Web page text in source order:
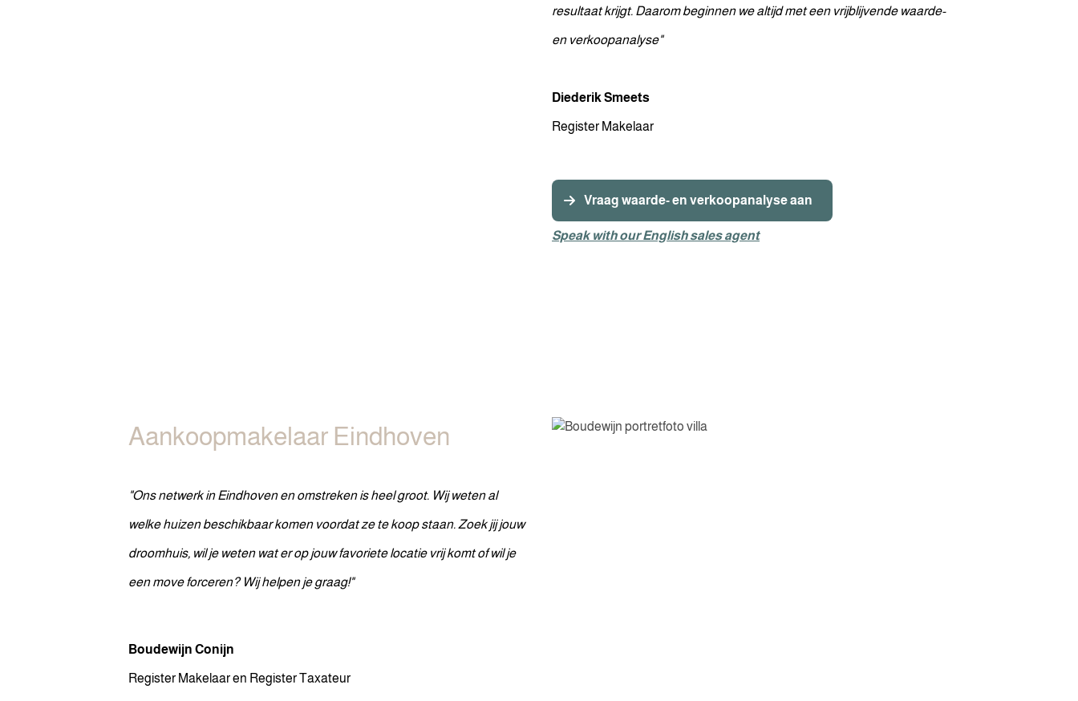
resultaat krijgt. Daarom beginnen we altijd met een vrijblijvende waarde-
en verkoopanalyse"
Diederik Smeets
Register Makelaar
Vraag waarde- en verkoopanalyse aan
Speak with our English sales agent
Aankoopmakelaar Eindhoven
"Ons netwerk in Eindhoven en omstreken is heel groot. Wij weten al
welke huizen beschikbaar komen voordat ze te koop staan. Zoek jij jouw
droomhuis, wil je weten wat er op jouw favoriete locatie vrij komt of wil je
een move forceren? Wij helpen je graag!"
Boudewijn Conijn
Register Makelaar en Register Taxateur